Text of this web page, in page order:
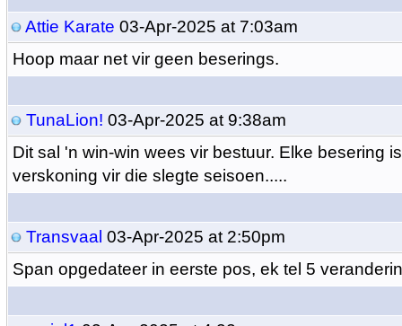
Attie Karate 03-Apr-2025 at 7:03am
Hoop maar net vir geen beserings.
TunaLion! 03-Apr-2025 at 9:38am
Dit sal 'n win-win wees vir bestuur. Elke besering
verskoning vir die slegte seisoen.....
Transvaal 03-Apr-2025 at 2:50pm
Span opgedateer in eerste pos, ek tel 5